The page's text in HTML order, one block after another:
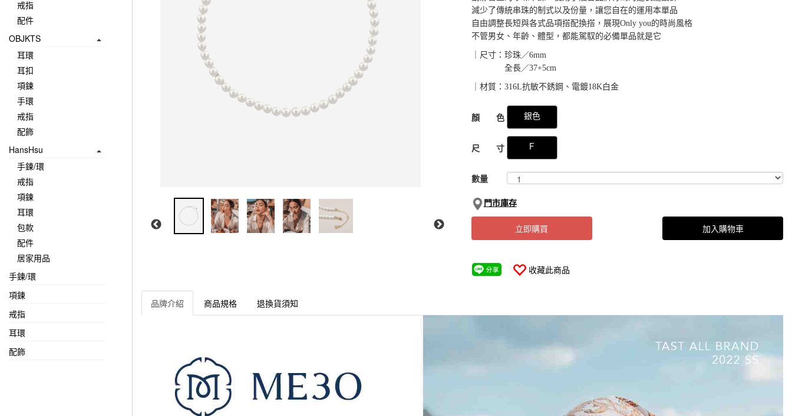
戒指
配件
OBJKTS
耳環
耳扣
項鍊
手環
戒指
配飾
HansHsu
手鍊/環
戒指
項鍊
耳環
包款
配件
居家用品
手鍊/環
項鍊
戒指
耳環
配飾
減少了傳統串珠的制式以及份量，讓您自在的運用本單品
自由調整長短與各式品項搭配換搭，展現Only you的時尚風格
不管男女、年齡、體型，都能駕馭的必備單品就是它
｜尺寸：珍珠／6mm
全長／37+5cm
｜材質：316L抗敏不銹鋼、電鍍18K白金
GOODS000000000000026650767
顏 色 銀色
尺 寸 F
數量
門市庫存
立即購買 加入購物車
收藏此商品
品牌介紹 商品規格 退換貨須知